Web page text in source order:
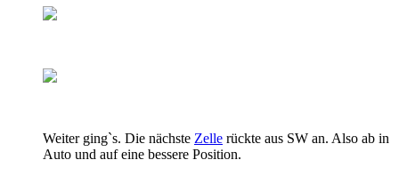
Weiter ging`s. Die nächste Zelle rückte aus SW an. Also ab in
Auto und auf eine bessere Position.